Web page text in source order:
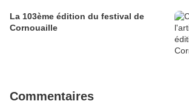
La 103ème édition du festival de
Cornouaille
Commentaires